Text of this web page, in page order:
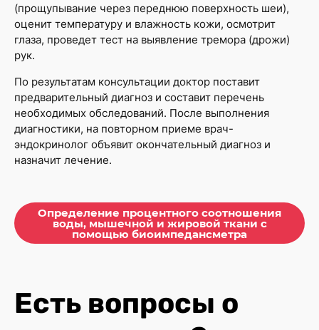
(прощупывание через переднюю поверхность шеи),
оценит температуру и влажность кожи, осмотрит
глаза, проведет тест на выявление тремора (дрожи)
рук.
По результатам консультации доктор поставит
предварительный диагноз и составит перечень
необходимых обследований. После выполнения
диагностики, на повторном приеме врач-
эндокринолог объявит окончательный диагноз и
назначит лечение.
Определение процентного соотношения
воды, мышечной и жировой ткани с
помощью биоимпедансметра
Есть вопросы о